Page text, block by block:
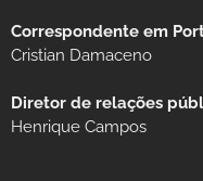
Correspondente em
Cristian Damaceno
Diretor de relações
Henrique Campos